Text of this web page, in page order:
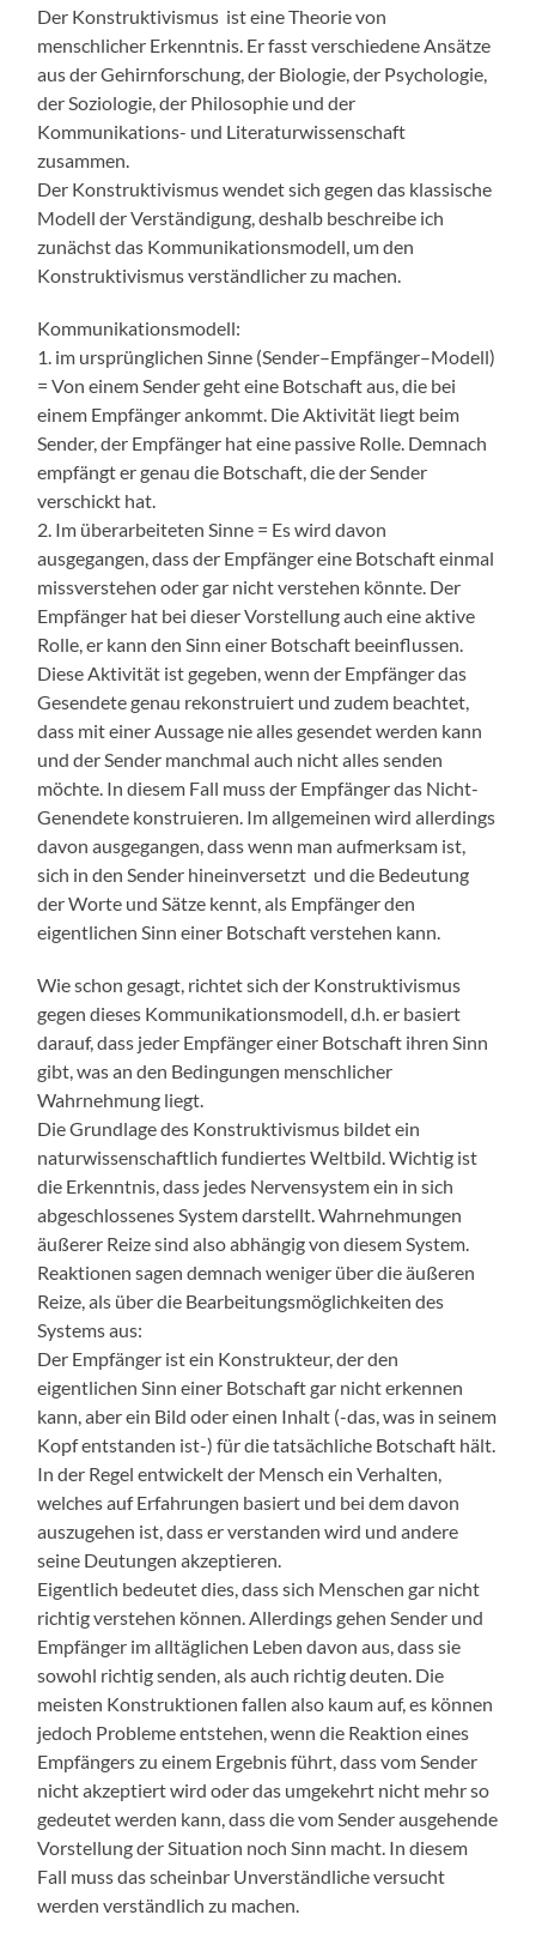
Der Konstruktivismus ist eine Theorie von
menschlicher Erkenntnis. Er fasst verschiedene Ansätze
aus der Gehirnforschung, der Biologie, der Psychologie,
der Soziologie, der Philosophie und der
Kommunikations- und Literaturwissenschaft
zusammen.
Der Konstruktivismus wendet sich gegen das klassische
Modell der Verständigung, deshalb beschreibe ich
zunächst das Kommunikationsmodell, um den
Konstruktivismus verständlicher zu machen.
Kommunikationsmodell:
1. im ursprünglichen Sinne (Sender–Empfänger–Modell)
= Von einem Sender geht eine Botschaft aus, die bei
einem Empfänger ankommt. Die Aktivität liegt beim
Sender, der Empfänger hat eine passive Rolle. Demnach
empfängt er genau die Botschaft, die der Sender
verschickt hat.
2. Im überarbeiteten Sinne = Es wird davon
ausgegangen, dass der Empfänger eine Botschaft einmal
missverstehen oder gar nicht verstehen könnte. Der
Empfänger hat bei dieser Vorstellung auch eine aktive
Rolle, er kann den Sinn einer Botschaft beeinflussen.
Diese Aktivität ist gegeben, wenn der Empfänger das
Gesendete genau rekonstruiert und zudem beachtet,
dass mit einer Aussage nie alles gesendet werden kann
und der Sender manchmal auch nicht alles senden
möchte. In diesem Fall muss der Empfänger das Nicht-
Genendete konstruieren. Im allgemeinen wird allerdings
davon ausgegangen, dass wenn man aufmerksam ist,
sich in den Sender hineinversetzt und die Bedeutung
der Worte und Sätze kennt, als Empfänger den
eigentlichen Sinn einer Botschaft verstehen kann.
Wie schon gesagt, richtet sich der Konstruktivismus
gegen dieses Kommunikationsmodell, d.h. er basiert
darauf, dass jeder Empfänger einer Botschaft ihren Sinn
gibt, was an den Bedingungen menschlicher
Wahrnehmung liegt.
Die Grundlage des Konstruktivismus bildet ein
naturwissenschaftlich fundiertes Weltbild. Wichtig ist
die Erkenntnis, dass jedes Nervensystem ein in sich
abgeschlossenes System darstellt. Wahrnehmungen
äußerer Reize sind also abhängig von diesem System.
Reaktionen sagen demnach weniger über die äußeren
Reize, als über die Bearbeitungsmöglichkeiten des
Systems aus:
Der Empfänger ist ein Konstrukteur, der den
eigentlichen Sinn einer Botschaft gar nicht erkennen
kann, aber ein Bild oder einen Inhalt (-das, was in seinem
Kopf entstanden ist-) für die tatsächliche Botschaft hält.
In der Regel entwickelt der Mensch ein Verhalten,
welches auf Erfahrungen basiert und bei dem davon
auszugehen ist, dass er verstanden wird und andere
seine Deutungen akzeptieren.
Eigentlich bedeutet dies, dass sich Menschen gar nicht
richtig verstehen können. Allerdings gehen Sender und
Empfänger im alltäglichen Leben davon aus, dass sie
sowohl richtig senden, als auch richtig deuten. Die
meisten Konstruktionen fallen also kaum auf, es können
jedoch Probleme entstehen, wenn die Reaktion eines
Empfängers zu einem Ergebnis führt, dass vom Sender
nicht akzeptiert wird oder das umgekehrt nicht mehr so
gedeutet werden kann, dass die vom Sender ausgehende
Vorstellung der Situation noch Sinn macht. In diesem
Fall muss das scheinbar Unverständliche versucht
werden verständlich zu machen.